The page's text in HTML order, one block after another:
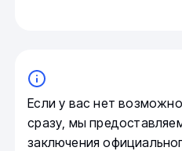
Если у вас нет
сразу, мы
заключения